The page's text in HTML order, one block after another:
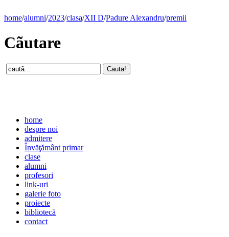
home/alumni/2023/clasa/XII D/Padure Alexandru/premii
Cãutare
home
despre noi
admitere
Învăţământ primar
clase
alumni
profesori
link-uri
galerie foto
proiecte
bibliotecă
contact